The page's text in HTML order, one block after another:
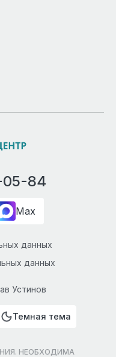
05-84
Max
данных
данных
Устинов
Темная тема
НЕОБХОДИМА